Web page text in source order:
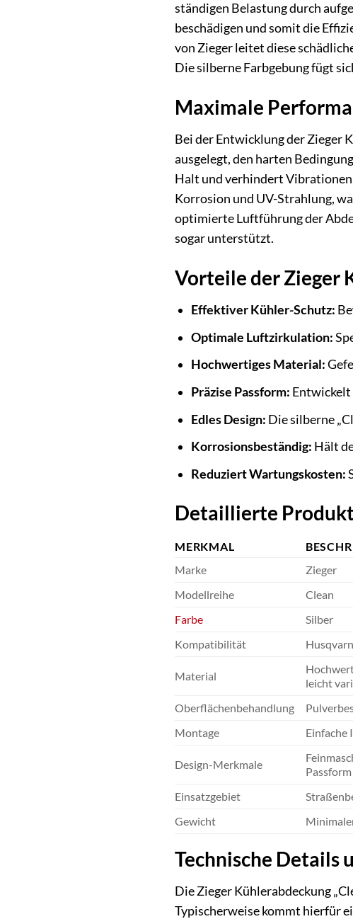
ständigen Belastung durch
beschädigen und somit die
von Zieger leitet diese
Die silberne Farbgebung fügt
Maximale
Bei der Entwicklung der Zieger
ausgelegt, den harten
Halt und verhindert
Korrosion und UV-Strahlung,
optimierte Luftführung der
sogar unterstützt.
Vorteile der Zieger
Effektiver Kühler-Schutz:
Optimale Luftzirkulation:
Hochwertiges Material:
Präzise Passform: Entwickelt
Edles Design: Die silberne
Korrosionsbeständig: Hält
Reduziert Wartungskosten:
Detaillierte
MERKMAL
Marke
Zieger
Modellreihe
Clean
Farbe
Silber
Kompatibilität
Material
leicht
Oberflächenbehandlung
Montage
Einfache
Design-Merkmale
Passform
Einsatzgebiet
Gewicht
Technische Details
Die Zieger Kühlerabdeckung
Typischerweise kommt hierfür